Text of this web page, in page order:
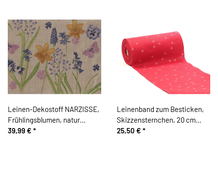
Leinen-Dekostoff NARZISSE,
Frühlingsblumen, natur
dunkel
39,99 € *
Leinenband zum Besticken,
Skizzensternchen, 20 cm
breit, dunkelrot, Vaupel &
25,50 € *